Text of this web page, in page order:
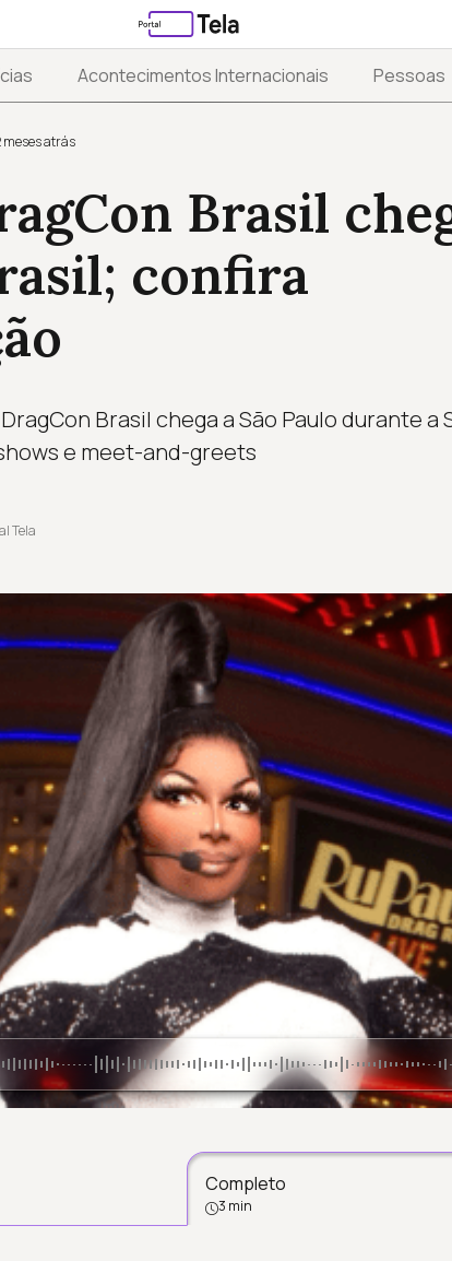
Acontecimentos Internacionais Pessoas
meses atrás
Brasil
confira
Brasil chega a São Paulo durante a
e meet-and-greets
Tela
Completo
3 min